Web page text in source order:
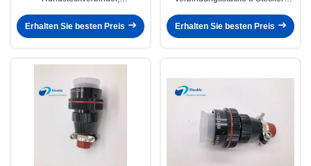
mit 7 Pin
Erhalten Sie besten Preis
gerade
Erhalten Sie besten Preis